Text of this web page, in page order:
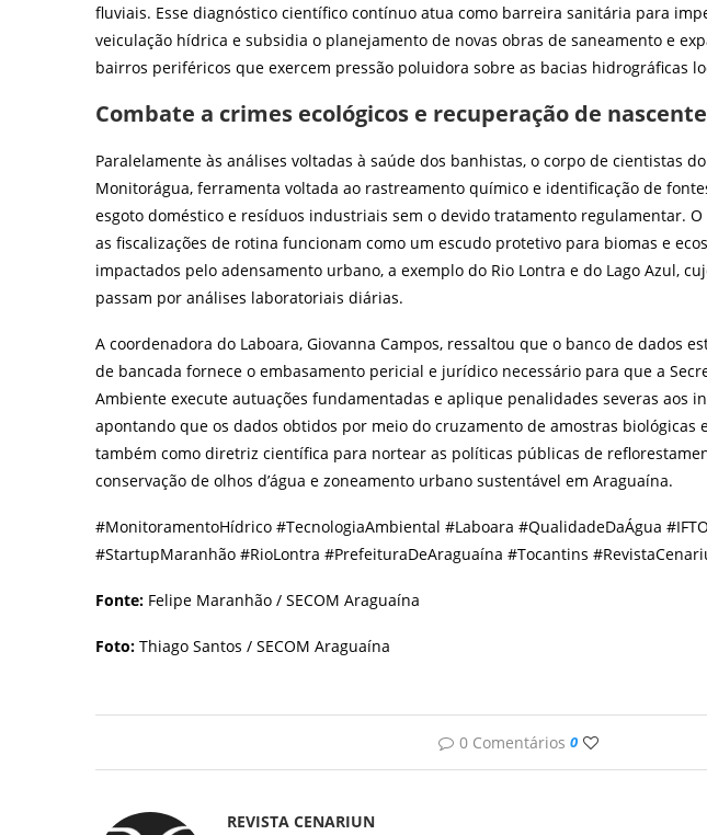
fluviais. Esse diagnóstico científico contínuo atua como barreira sanitária para
veiculação hídrica e subsidia o planejamento de novas obras de saneamento e
bairros periféricos que exercem pressão poluidora sobre as bacias hidrográficas
Combate a crimes ecológicos e recuperação de
Paralelamente às análises voltadas à saúde dos banhistas, o corpo de cientistas
Monitorágua, ferramenta voltada ao rastreamento químico e identificação de
esgoto doméstico e resíduos industriais sem o devido tratamento regulamentar.
as fiscalizações de rotina funcionam como um escudo protetivo para biomas e
impactados pelo adensamento urbano, a exemplo do Rio Lontra e do Lago Azul,
passam por análises laboratoriais diárias.
A coordenadora do Laboara, Giovanna Campos, ressaltou que o banco de dados
de bancada fornece o embasamento pericial e jurídico necessário para que a
Ambiente execute autuações fundamentadas e aplique penalidades severas aos
apontando que os dados obtidos por meio do cruzamento de amostras biológicas
também como diretriz científica para nortear as políticas públicas de
conservação de olhos d’água e zoneamento urbano sustentável em Araguaína.
#MonitoramentoHídrico #TecnologiaAmbiental #Laboara #QualidadeDaÁgua
#StartupMaranhão #RioLontra #PrefeituraDeAraguaína #Tocantins
Fonte: Felipe Maranhão / SECOM Araguaína
Foto: Thiago Santos / SECOM Araguaína
0 Comentários 0
REVISTA CENARIUN